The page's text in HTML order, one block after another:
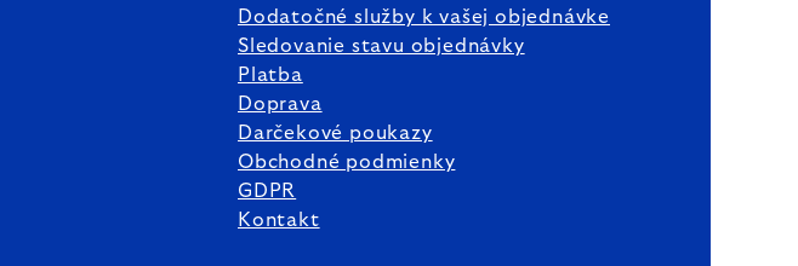
Dodatočné služby k vašej objednávke
Sledovanie stavu objednávky
Platba
Doprava
Darčekové poukazy
Obchodné podmienky
GDPR
Kontakt